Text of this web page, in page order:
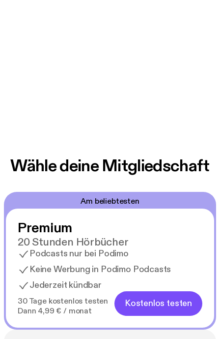
Wähle deine Mitgliedschaft
Am beliebtesten
Premium
20 Stunden Hörbücher
Podcasts nur bei Podimo
Keine Werbung in Podimo Podcasts
Jederzeit kündbar
30 Tage kostenlos testen
Dann 4,99 € / monat
Kostenlos testen